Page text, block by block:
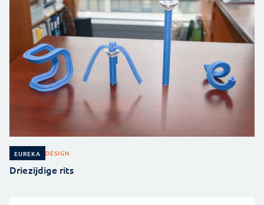
EUREKA DESIGN
Driezijdige rits